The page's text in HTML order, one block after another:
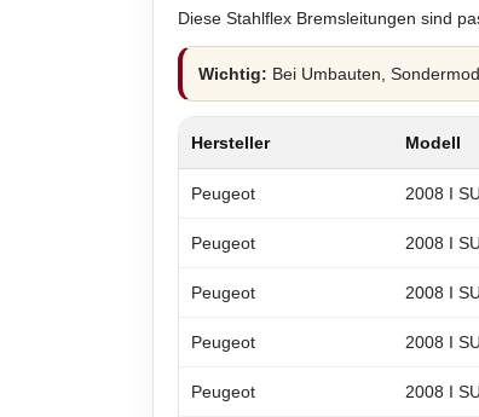
Diese Stahlflex Bremsleitungen sind
Wichtig: Bei Umbauten,
Hersteller Modell
Peugeot 2008 I
Peugeot 2008 I
Peugeot 2008 I
Peugeot 2008 I
Peugeot 2008 I